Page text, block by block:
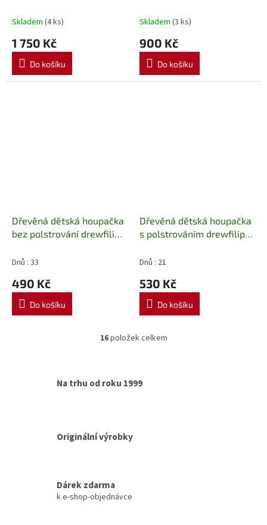
Skladem (4 ks)
1 750 Kč
Do košíku
Skladem (3 ks)
900 Kč
Do košíku
Dřevěná dětská houpačka
bez polstrování drewfilip
Dnů : 33
490 Kč
Do košíku
Dřevěná dětská houpačka
s polstrováním drewfilip
Dnů : 21
530 Kč
Do košíku
O
d
p
16položek celkem
Na trhu od roku 1999
Originální výrobky
Dárek zdarma
k e-shop-objednávce